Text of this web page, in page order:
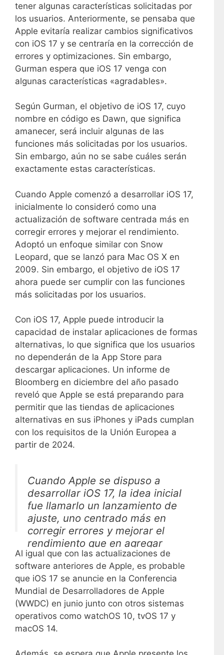
tener algunas características solicitadas por
los usuarios. Anteriormente, se pensaba que
Apple evitaría realizar cambios significativos
con iOS 17 y se centraría en la corrección de
errores y optimizaciones. Sin embargo,
Gurman espera que iOS 17 venga con
algunas características «agradables».
Según Gurman, el objetivo de iOS 17, cuyo
nombre en código es Dawn, que significa
amanecer, será incluir algunas de las
funciones más solicitadas por los usuarios.
Sin embargo, aún no se sabe cuáles serán
exactamente estas características.
Cuando Apple comenzó a desarrollar iOS 17,
inicialmente lo consideró como una
actualización de software centrada más en
corregir errores y mejorar el rendimiento.
Adoptó un enfoque similar con Snow
Leopard, que se lanzó para Mac OS X en
2009. Sin embargo, el objetivo de iOS 17
ahora puede ser cumplir con las funciones
más solicitadas por los usuarios.
Con iOS 17, Apple puede introducir la
capacidad de instalar aplicaciones de formas
alternativas, lo que significa que los usuarios
no dependerán de la App Store para
descargar aplicaciones. Un informe de
Bloomberg en diciembre del año pasado
reveló que Apple se está preparando para
permitir que las tiendas de aplicaciones
alternativas en sus iPhones y iPads cumplan
con los requisitos de la Unión Europea a
partir de 2024.
Cuando Apple se dispuso a
desarrollar iOS 17, la idea inicial
fue llamarlo un lanzamiento de
ajuste, uno centrado más en
corregir errores y mejorar el
rendimiento que en agregar
nuevas funciones (no muy
diferente del enfoque que la
compañía tomó con Snow
Leopard en Mac OS X en 2009).
La esperanza era…
—Mark Gurman (@markgurman)
Al igual que con las actualizaciones de
software anteriores de Apple, es probable
que iOS 17 se anuncie en la Conferencia
Mundial de Desarrolladores de Apple
(WWDC) en junio junto con otros sistemas
operativos como watchOS 10, tvOS 17 y
macOS 14.